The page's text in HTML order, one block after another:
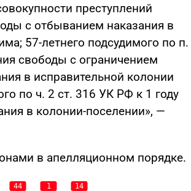
преступлений
с отбыванием наказания в
57-летнего подсудимого по п.
свободы с ограничением
в исправительной колонии
по ч. 2 ст. 316 УК РФ к 1 году
в колонии-поселении», —
в апелляционном порядке.
44 1 14